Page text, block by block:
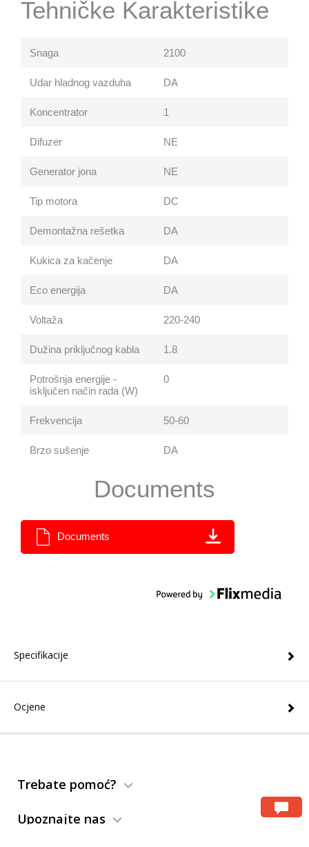
Tehničke Karakteristike
Snaga 2100
Udar hladnog vazduha DA
Koncentrator 1
Difuzer NE
Generator jona NE
Tip motora DC
Demontažna rešetka DA
Kukica za kačenje DA
Eco energija DA
Voltaža 220-240
Dužina priključnog kabla 1.8
Potrošnja energije -
isključen način rada (W)
0
Frekvencija 50-60
Brzo sušenje DA
Documents
Documents
Specifikacije
Ocjene
Trebate pomoć?
Upoznajte nas